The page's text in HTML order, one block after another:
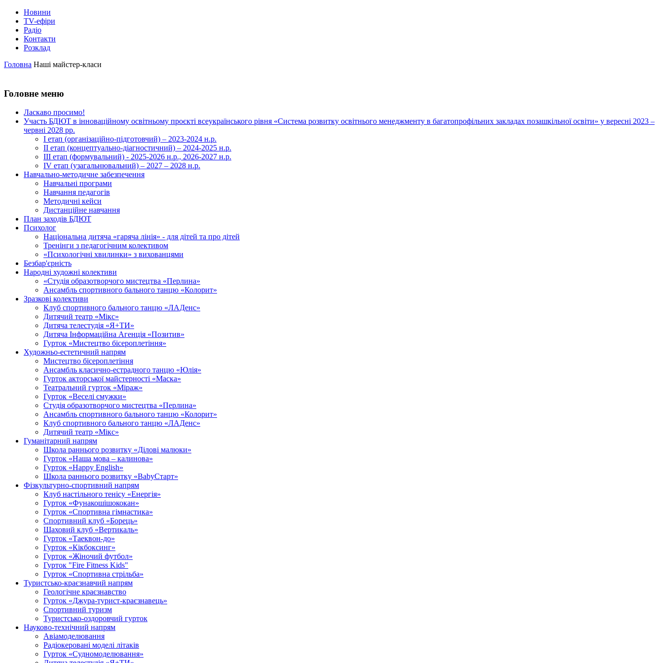
Новини
TV-ефіри
Радіо
Контакти
Розклад
Головна Наші майстер-класи
Головне меню
Ласкаво просимо!
Участь БДЮТ в інноваційному освітньому проєкті всеукраїнського рівня «Система розвитку освітнього менеджменту в багатопрофільних закладах позашкільної освіти» у вересні 2023 –
червні 2028 рр.
І етап (організаційно-підготовчий) – 2023-2024 н.р.
ІІ етап (концептуально-діагностичний) – 2024-2025 н.р.
ІІІ етап (формувальний) - 2025-2026 н.р., 2026-2027 н.р.
ІV етап (узагальнювальний) – 2027 – 2028 н.р.
Навчально-методичне забезпечення
Навчальні програми
Навчання педагогів
Методичні кейси
Дистанційне навчання
План заходів БДЮТ
Психолог
Національна дитяча «гаряча лінія» - для дітей та про дітей
Тренінги з педагогічним колективом
«Психологічні хвилинки» з вихованцями
Безбар'єрність
Народні художні колективи
«Студія образотворчого мистецтва «Перлина»
Ансамбль спортивного бального танцю «Колорит»
Зразкові колективи
Клуб спортивного бального танцю «ЛАДенс»
Дитячий театр «Мікс»
Дитяча телестудія «Я+ТИ»
Дитяча Інформаційна Агенція «Позитив»
Гурток «Мистецтво бісероплетіння»
Художньо-естетичний напрям
Мистецтво бісероплетіння
Ансамбль класично-естрадного танцю «Юлія»
Гурток акторської майстерності «Маска»
Театральний гурток «Міраж»
Гурток «Веселі смужки»
Cтудія образотворчого мистецтва «Перлина»
Ансамбль спортивного бального танцю «Колорит»
Клуб спортивного бального танцю «ЛАДенс»
Дитячий театр «Мікс»
Гуманітарний напрям
Школа раннього розвитку «Ділові малюки»
Гурток «Наша мова – калинова»
Гурток «Happy English»
Школа раннього розвитку «BabyСтарт»
Фізкультурно-спортивний напрям
Клуб настільного тенісу «Енергія»
Гурток «Фунакошішококан»
Гурток «Спортивна гімнастика»
Спортивний клуб «Борець»
Шаховий клуб «Вертикаль»
Гурток «Таеквон-до»
Гурток «Кікбоксинг»
Гурток «Жіночий футбол»
Гурток "Fire Fitness Kids"
Гурток «Спортивна стрільба»
Туристсько-краєзнавчий напрям
Геологічне краєзнавство
Гурток «Джура-турист-краєзнавець»
Спортивний туризм
Туристсько-оздоровчий гурток
Науково-технічний напрям
Авіамоделювання
Радіокеровані моделі літаків
Гурток «Судномоделювання»